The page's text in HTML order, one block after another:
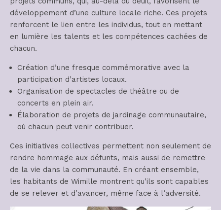
développement d’une culture locale riche. Ces projets
renforcent le lien entre les individus, tout en mettant
en lumière les talents et les compétences cachées de
chacun.
Création d’une fresque commémorative avec la
participation d’artistes locaux.
Organisation de spectacles de théâtre ou de
concerts en plein air.
Élaboration de projets de jardinage communautaire,
où chacun peut venir contribuer.
Ces initiatives collectives permettent non seulement de
rendre hommage aux défunts, mais aussi de remettre
de la vie dans la communauté. En créant ensemble,
les habitants de Wimille montrent qu’ils sont capables
de se relever et d’avancer, même face à l’adversité.